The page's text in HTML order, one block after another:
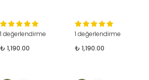
1 değerlendirme
₺ 1,190.00
1 değerlendirme
₺ 1,190.00